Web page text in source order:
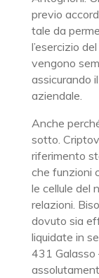
previo
tale da
l’esercizio
vengono
assicurando
aziendale.
Anche
sotto.
riferimento
che funzioni
le cellule del
relazioni.
dovuto sia
liquidate in
431 Galasso